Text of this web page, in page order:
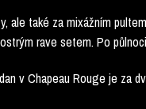
ale také za mixážním
rave setem. Po
v Chapeau Rouge je za